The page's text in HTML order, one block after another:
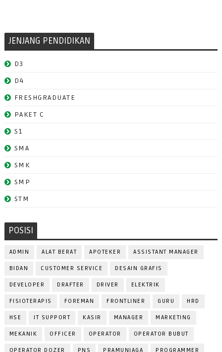
JENJANG PENDIDIKAN
D3
D4
FRESHGRADUATE
PAKET C
S1
SMA
SMK
SMP
STM
POSISI
ADMIN ALAT BERAT APOTEKER ASSISTANT MANAGER
BIDAN CUSTOMER SERVICE DESAIN GRAFIS
DEVELOPER DRAFTER DRIVER ELEKTRIK
FISIOTERAPIS FOREMAN FRONTLINER GURU HRD
HSE IT SUPPORT KASIR MANAGER MARKETING
MEKANIK OFFICER OPERATOR OPERATOR BUBUT
OPERATOR DOZER PNS PRAMUNIAGA PROGRAMMER